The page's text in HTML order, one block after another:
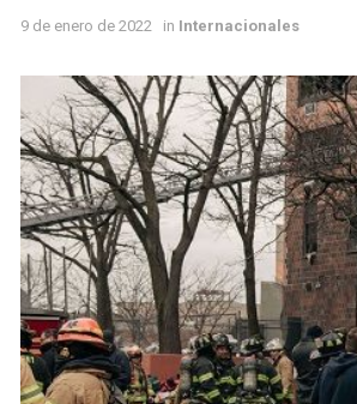
9 de enero de 2022 in Internacionales